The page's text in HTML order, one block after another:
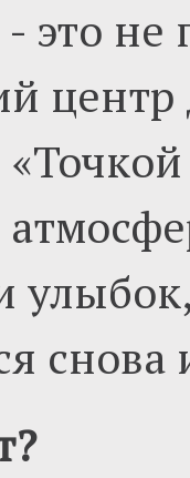
это
центр
снова